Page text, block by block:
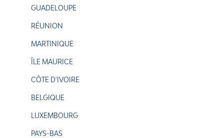
GUADELOUPE
RÉUNION
MARTINIQUE
ÎLE MAURICE
CÔTE D'IVOIRE
BELGIQUE
LUXEMBOURG
PAYS-BAS